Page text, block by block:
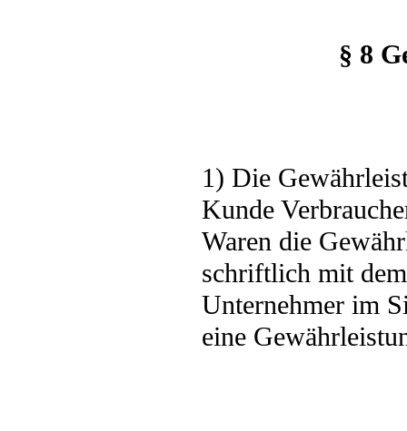
§ 8
1) Die
Kunde
Waren die
schriftlich mit
Unternehmer im
eine